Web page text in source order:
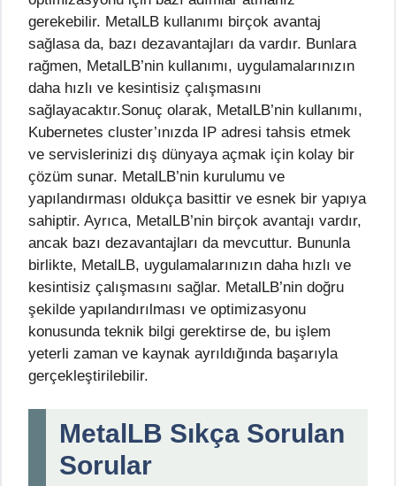
gerekebilir. MetalLB kullanımı birçok avantaj
sağlasa da, bazı dezavantajları da vardır. Bunlara
rağmen, MetalLB’nin kullanımı, uygulamalarınızın
daha hızlı ve kesintisiz çalışmasını
sağlayacaktır.Sonuç olarak, MetalLB’nin kullanımı,
Kubernetes cluster’ınızda IP adresi tahsis etmek
ve servislerinizi dış dünyaya açmak için kolay bir
çözüm sunar. MetalLB’nin kurulumu ve
yapılandırması oldukça basittir ve esnek bir yapıya
sahiptir. Ayrıca, MetalLB’nin birçok avantajı vardır,
ancak bazı dezavantajları da mevcuttur. Bununla
birlikte, MetalLB, uygulamalarınızın daha hızlı ve
kesintisiz çalışmasını sağlar. MetalLB’nin doğru
şekilde yapılandırılması ve optimizasyonu
konusunda teknik bilgi gerektirse de, bu işlem
yeterli zaman ve kaynak ayrıldığında başarıyla
gerçekleştirilebilir.
MetalLB Sıkça Sorulan
Sorular